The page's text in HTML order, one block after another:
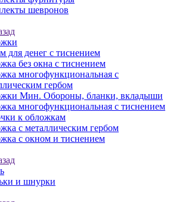
шевронов
для денег с тиснением
без окна с тиснением
многофункциональная с
гербом
Мин. Обороны, бланки, вкладыши
многофункциональная с тиснением
к обложкам
с металлическим гербом
с окном и тиснением
и шнурки